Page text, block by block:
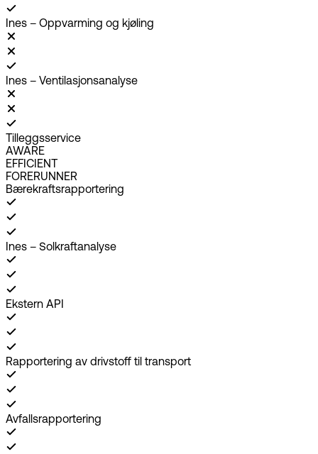
Ines – Oppvarming og kjøling
Ines – Ventilasjonsanalyse
Tilleggsservice
AWARE
EFFICIENT
FORERUNNER
Bærekraftsrapportering
Ines – Solkraftanalyse
Ekstern API
Rapportering av drivstoff til transport
Avfallsrapportering